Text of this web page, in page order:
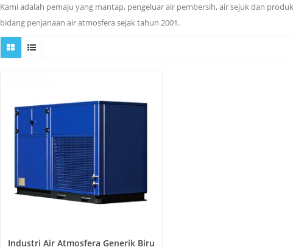
Kami adalah pemaju yang mantap, pengeluar air pembersih, air sejuk dan
bidang penjanaan air atmosfera sejak tahun 2001.
Industri Air Atmosfera Generik Biru